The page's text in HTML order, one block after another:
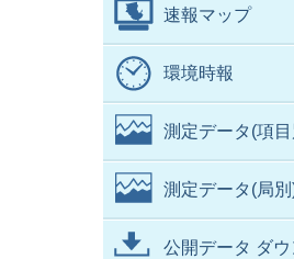
速報マップ
環境時報
測定データ(項
測定データ(局
公開データ ダウ